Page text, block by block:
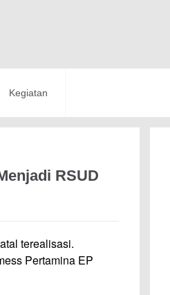
Kegiatan
RSUD
terealisasi.
Pertamina EP